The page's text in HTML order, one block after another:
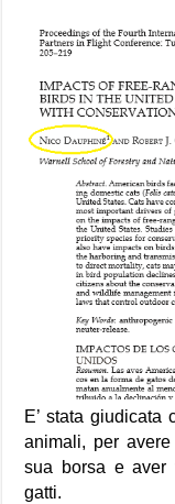
E’ stata giudicata
animali, per
sua borsa e aver
gatti.